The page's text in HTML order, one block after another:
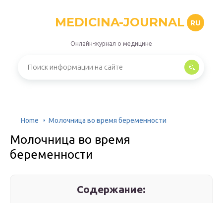
MEDICINA-JOURNAL RU
Онлайн-журнал о медицине
Home Молочница во время беременности
Молочница во время
беременности
Содержание: